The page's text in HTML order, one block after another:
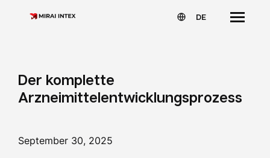
DE
Der komplette
Arzneimittelentwicklungsprozess
September 30, 2025